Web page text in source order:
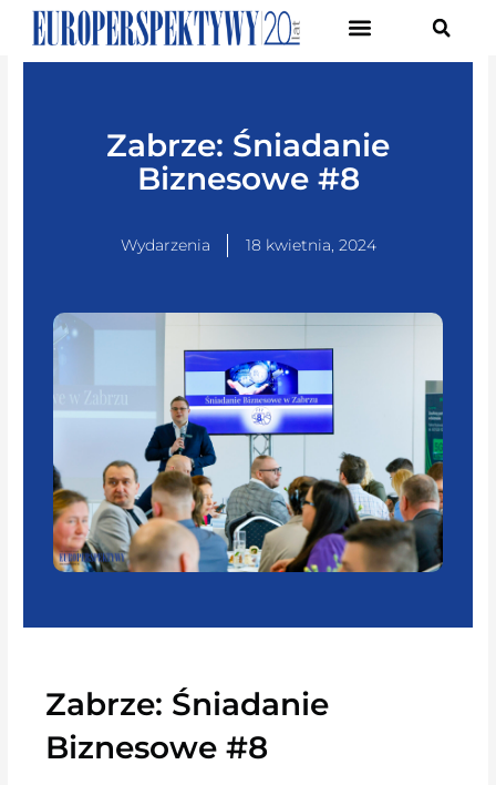
Zabrze: Śniadanie
Biznesowe #8
Wydarzenia 18 kwietnia, 2024
Zabrze: Śniadanie
Biznesowe #8